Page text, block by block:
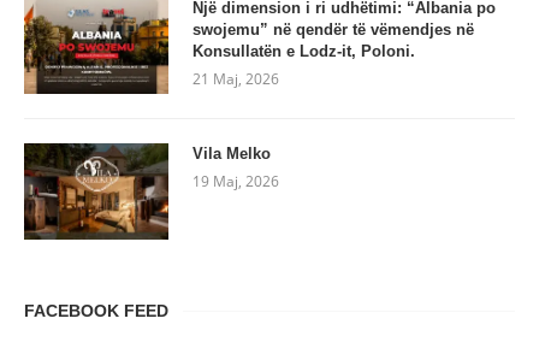
Një dimension i ri udhëtimi: “Albania po
swojemu” në qendër të vëmendjes në
Konsullatën e Lodz-it, Poloni.
21 Maj, 2026
Vila Melko
19 Maj, 2026
FACEBOOK FEED